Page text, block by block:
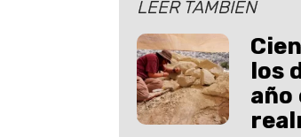
LEER TAMBIÉN
los
año